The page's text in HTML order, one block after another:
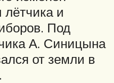
и
Под
А. Синицына
от земли в